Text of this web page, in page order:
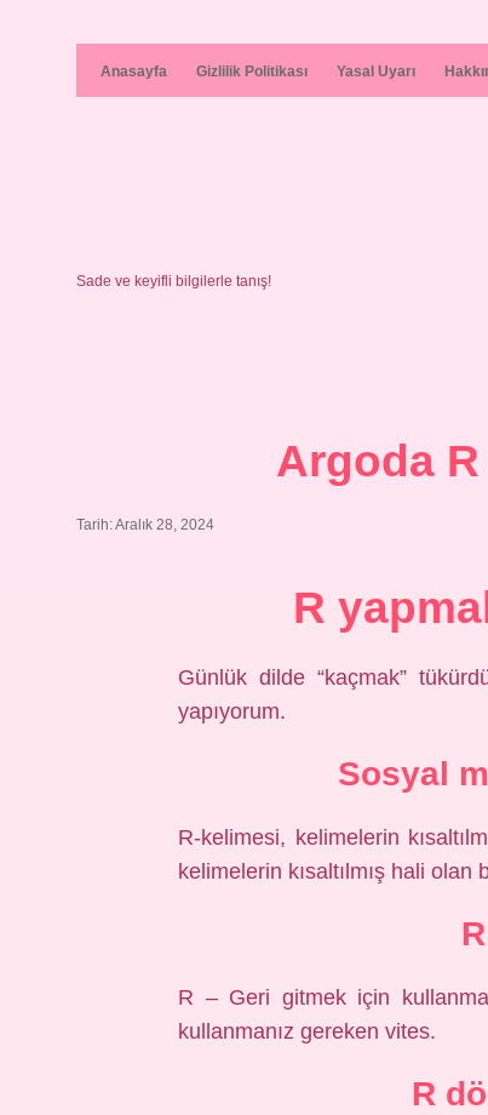
Anasayfa Gizlilik Politikası Yasal Uyarı
Sade ve keyifli bilgilerle tanış!
Argoda
Tarih: Aralık 28, 2024
R
Günlük dilde “kaçmak”
yapıyorum.
Sosyal
R-kelimesi, kelimelerin
kelimelerin kısaltılmış hali
R – Geri gitmek için
kullanmanız gereken vites.
R